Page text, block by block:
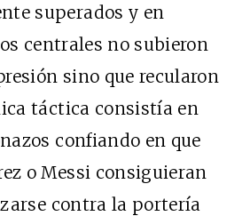
superados y en
centrales no subieron
sino que recularon
táctica consistía en
confiando en que
o Messi consiguieran
contra la portería